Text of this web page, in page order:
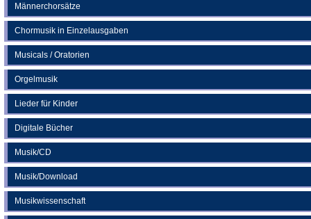
Männerchorsätze
Chormusik in Einzelausgaben
Musicals / Oratorien
Orgelmusik
Lieder für Kinder
Digitale Bücher
Musik/CD
Musik/Download
Musikwissenschaft